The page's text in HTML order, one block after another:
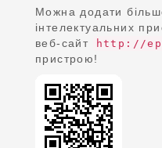
Можна додати
інтелектуальних
веб-сайт
http://
пристрою!